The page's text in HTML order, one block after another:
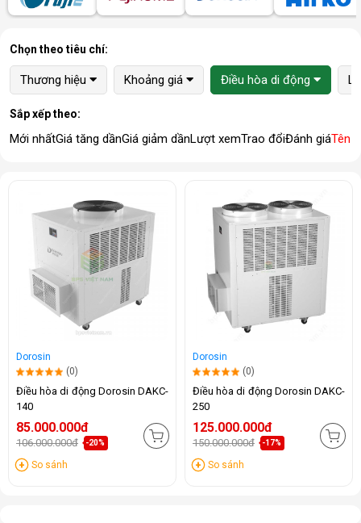
Chọn theo tiêu chí:
Thương hiệu Khoảng giá Điều hòa di động
Sắp xếp theo:
Mới nhấtGiá tăng dầnGiá giảm dầnLượt xemTrao đổiĐánh giáTên
Dorosin
(0)
Điều hòa di động Dorosin DAKC-
140
85.000.000đ
106.000.000đ -20%
So sánh
Dorosin
(0)
Điều hòa di động Dorosin DAKC-
250
125.000.000đ
150.000.000đ -17%
So sánh